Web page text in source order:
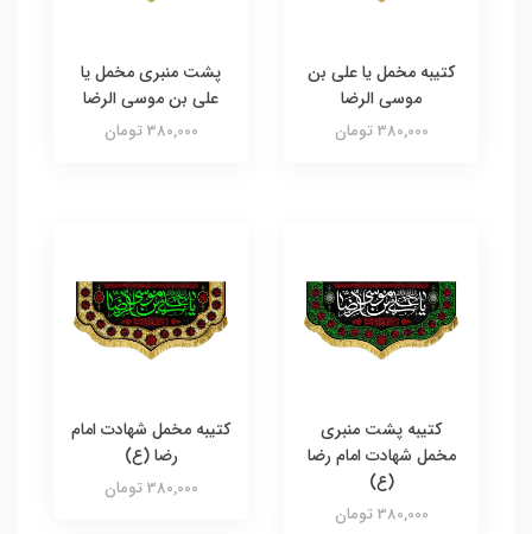
کتیبه مخمل یا علی بن
موسی الرضا
380,000 تومان
پشت منبری مخمل یا
علی بن موسی الرضا
380,000 تومان
کتیبه پشت منبری
مخمل شهادت امام رضا
(ع)
380,000 تومان
کتیبه مخمل شهادت امام
رضا (ع)
380,000 تومان